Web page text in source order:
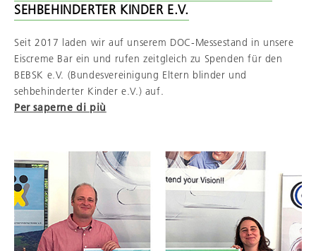
SEHBEHINDERTER KINDER E.V.
Seit 2017 laden wir auf unserem DOC-Messestand in unsere
Eiscreme Bar ein und rufen zeitgleich zu Spenden für den
BEBSK e.V. (Bundesvereinigung Eltern blinder und
sehbehinderter Kinder e.V.) auf.
Per saperne di più